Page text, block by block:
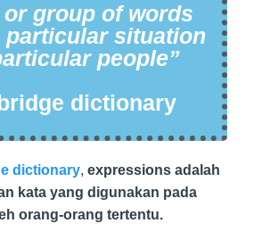
or group of words
particular situation
people”
dictionary
dictionary, expressions adalah
kata yang digunakan pada
orang-orang tertentu.